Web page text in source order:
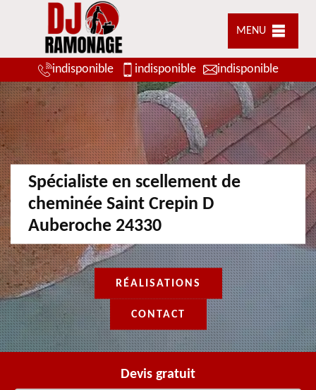
MENU
indisponible indisponible indisponible
Spécialiste en scellement de
cheminée Saint Crepin D
Auberoche 24330
RÉALISATIONS
CONTACT
Devis gratuit